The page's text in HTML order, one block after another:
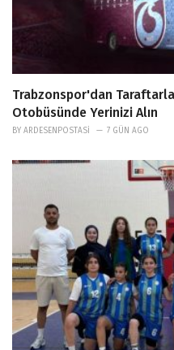
Trabzonspor'dan
Otobüsünde Yerinizi Alın
BY ARDESENPOSTASI 7 GÜN AGO